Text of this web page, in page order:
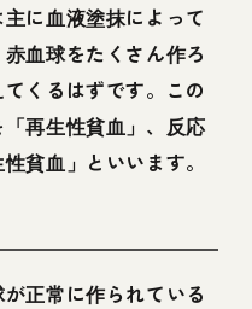
に血液塗抹によって
血球をたくさん作ろ
くるはずです。この
再生性貧血」、反応
貧血」といいます。
正常に作られている